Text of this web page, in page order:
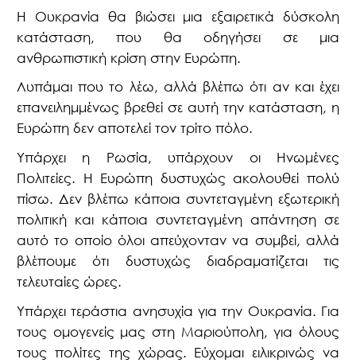
Η Ουκρανία θα βιώσει μια εξαιρετικά δύσκολη
κατάσταση, που θα οδηγήσει σε μια
ανθρωπιστική κρίση στην Ευρώπη.
Λυπάμαι που το λέω, αλλά βλέπω ότι αν και έχει
επανειλημμένως βρεθεί σε αυτή την κατάσταση, η
Ευρώπη δεν αποτελεί τον τρίτο πόλο.
Υπάρχει η Ρωσία, υπάρχουν οι Ηνωμένες
Πολιτείες. Η Ευρώπη δυστυχώς ακολουθεί πολύ
πίσω. Δεν βλέπω κάποια συντεταγμένη εξωτερική
πολιτική και κάποια συντεταγμένη απάντηση σε
αυτό το οποίο όλοι απεύχονταν να συμβεί, αλλά
βλέπουμε ότι δυστυχώς διαδραματίζεται τις
τελευταίες ώρες.
Υπάρχει τεράστια ανησυχία για την Ουκρανία. Για
τους ομογενείς μας στη Μαριούπολη, για όλους
τους πολίτες της χώρας. Εύχομαι ειλικρινώς να